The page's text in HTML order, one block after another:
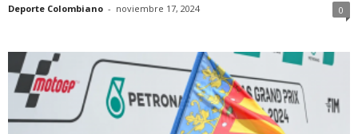
Deporte Colombiano - noviembre 17, 2024 0